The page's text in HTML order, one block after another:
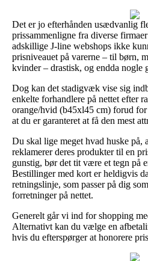
Det er jo efterhånden usædvanlig
prissammenligne fra diverse
adskillige J-line webshops ikke
prisniveauet på varerne – til børn,
kvinder – drastisk, og endda nogle
Dog kan det stadigvæk vise sig
enkelte forhandlere på nettet efter
orange/hvid (b45xl45 cm) forud for
at du er garanteret at få den mest
Du skal lige meget hvad huske
reklamerer deres produkter til en
gunstig, bør det tit være et tegn på
Bestillinger med kort er heldigvis
retningslinje, som passer på dig
forretninger på nettet.
Generelt går vi ind for shopping
Alternativt kan du vælge en
hvis du efterspørger at honorere